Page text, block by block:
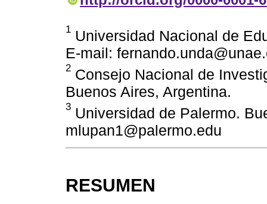
1 Universidad Nacional de
E-mail:
2 Consejo Nacional de
Buenos Aires, Argentina.
3 Universidad de Palermo.
mlupan1@palermo.edu
RESUMEN